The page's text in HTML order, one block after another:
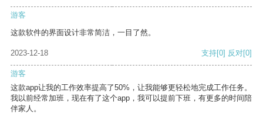
游客
这款软件的界面设计非常简洁，一目了然。
2023-12-18 支持[0] 反对[0]
游客
这款app让我的工作效率提高了50%，让我能够更轻松地完成工作任务。
我以前经常加班，现在有了这个app，我可以提前下班，有更多的时间陪
伴家人。